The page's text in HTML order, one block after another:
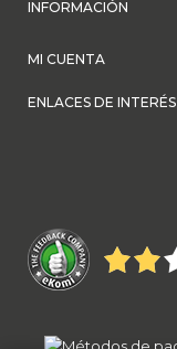
INFORMACIÓN
MI CUENTA
ENLACES DE INTERÉS